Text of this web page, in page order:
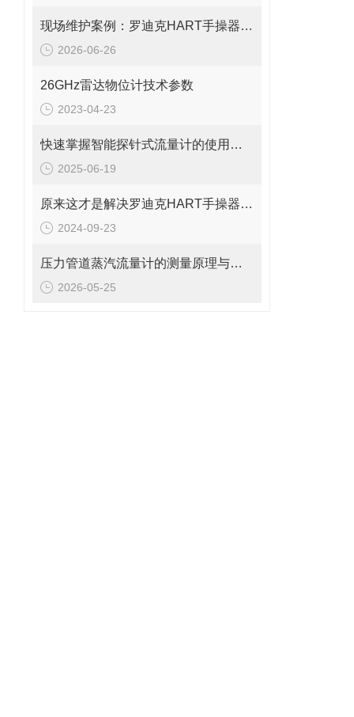
现场维护案例：罗迪克HART手操器无法开机、黑屏及按键失灵的修复思路
2026-06-26
26GHz雷达物位计技术参数
2023-04-23
快速掌握智能探针式流量计的使用秘籍
2025-06-19
原来这才是解决罗迪克HART手操器常见故障的正确方法！
2024-09-23
压力管道蒸汽流量计的测量原理与日常维护操作规范
2026-05-25